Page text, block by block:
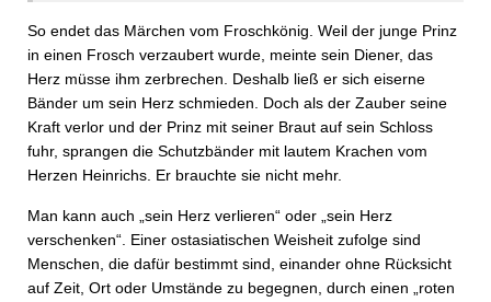
So endet das Märchen vom Froschkönig. Weil der junge Prinz
in einen Frosch verzaubert wurde, meinte sein Diener, das
Herz müsse ihm zerbrechen. Deshalb ließ er sich eiserne
Bänder um sein Herz schmieden. Doch als der Zauber seine
Kraft verlor und der Prinz mit seiner Braut auf sein Schloss
fuhr, sprangen die Schutzbänder mit lautem Krachen vom
Herzen Heinrichs. Er brauchte sie nicht mehr.
Man kann auch „sein Herz verlieren“ oder „sein Herz
verschenken“. Einer ostasiatischen Weisheit zufolge sind
Menschen, die dafür bestimmt sind, einander ohne Rücksicht
auf Zeit, Ort oder Umstände zu begegnen, durch einen „roten